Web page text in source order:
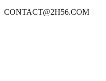
CONTACT@2H56.COM